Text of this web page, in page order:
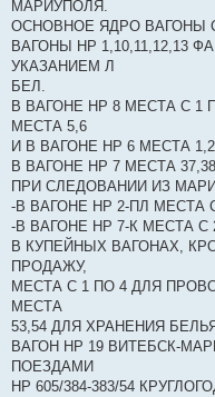
МАРИУПОЛЯ.
ОСНОВНОЕ ЯДРО ВАГОНЫ
ВАГОНЫ НР 1,10,11,12,13
УКАЗАНИЕМ Л
БЕЛ.
В ВАГОНЕ НР 8 МЕСТА С 1
МЕСТА 5,6
И В ВАГОНЕ НР 6 МЕСТА
В ВАГОНЕ НР 7 МЕСТА
ПРИ СЛЕДОВАНИИ ИЗ
-В ВАГОНЕ НР 2-ПЛ МЕСТА
-В ВАГОНЕ НР 7-К МЕСТА С
В КУПЕЙНЫХ ВАГОНАХ,
ПРОДАЖУ,
МЕСТА С 1 ПО 4 ДЛЯ
МЕСТА
53,54 ДЛЯ ХРАНЕНИЯ
ВАГОН НР 19 ВИТЕБСК-
ПОЕЗДАМИ
НР 605/384-383/54